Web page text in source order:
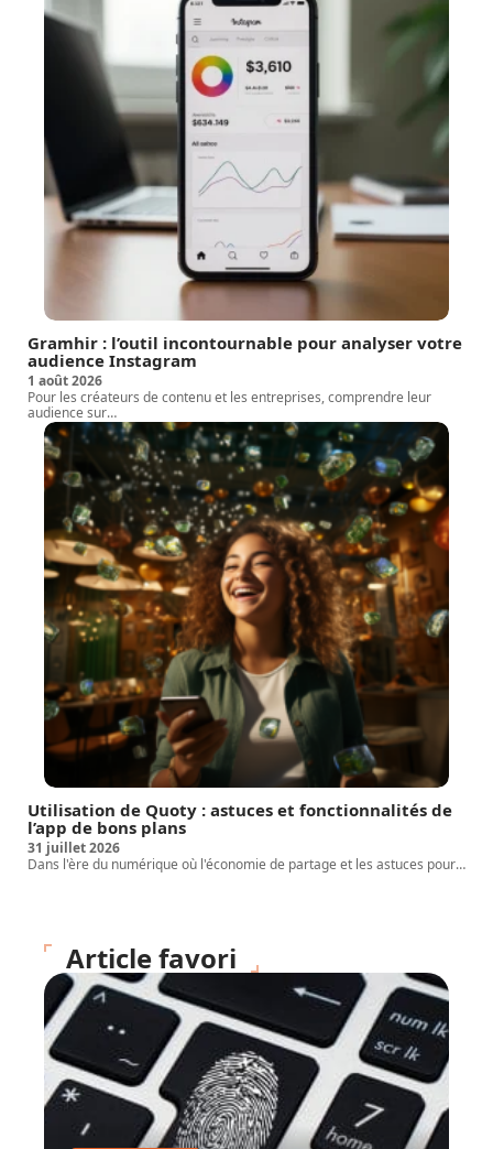
Gramhir : l’outil incontournable pour analyser votre
audience Instagram
1 août 2026
Pour les créateurs de contenu et les entreprises, comprendre leur
audience sur…
Utilisation de Quoty : astuces et fonctionnalités de
l’app de bons plans
31 juillet 2026
Dans l'ère du numérique où l'économie de partage et les astuces pour…
Article favori